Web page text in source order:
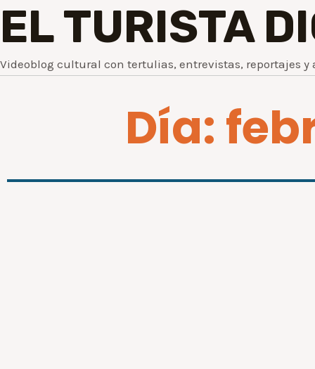
EL TURISTA
Videoblog cultural con tertulias, entrevistas, reportajes y
Día: